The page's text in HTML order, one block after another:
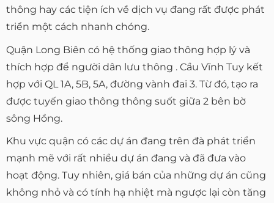
thông hay các tiện ích về dịch vụ đang rất được phát
triển một cách nhanh chóng.
Quận Long Biên có hệ thống giao thông hợp lý và
thích hợp để người dân lưu thông . Cầu Vĩnh Tuy kết
hợp với QL 1A, 5B, 5A, đường vành đai 3. Từ đó, tạo ra
được tuyến giao thông thông suốt giữa 2 bên bờ
sông Hồng.
Khu vực quận có các dự án đang trên đà phát triển
mạnh mẽ với rất nhiều dự án đang và đã đưa vào
hoạt động. Tuy nhiên, giá bán của những dự án cũng
không nhỏ và có tính hạ nhiệt mà ngược lại còn tăng